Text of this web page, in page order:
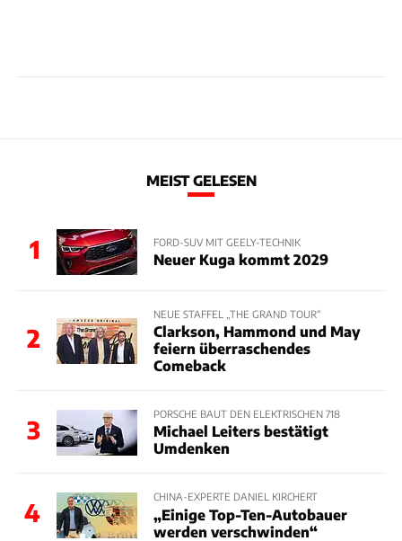
MEIST GELESEN
1 FORD-SUV MIT GEELY-TECHNIK
Neuer Kuga kommt 2029
2
NEUE STAFFEL „THE GRAND TOUR“
Clarkson, Hammond und May
feiern überraschendes
Comeback
3
PORSCHE BAUT DEN ELEKTRISCHEN 718
Michael Leiters bestätigt
Umdenken
4
CHINA-EXPERTE DANIEL KIRCHERT
„Einige Top-Ten-Autobauer
werden verschwinden“